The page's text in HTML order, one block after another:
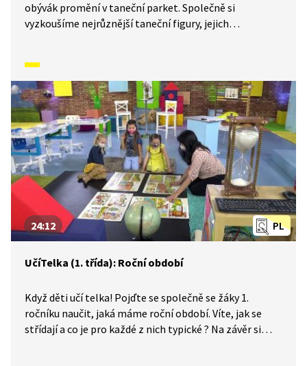
obývák promění v taneční parket. Společně si
vyzkoušíme nejrůznější taneční figury, jejich
inspirovali a udělali z vás krále či královnu každého
tanečního parketu. Dneska si ukážeme, jak to vypadá,
když se tančí Tanec houbařů.
PL
24:12
UčíTelka (1. třída): Roční období
Když děti učí telka! Pojďte se společně se žáky 1.
ročníku naučit, jaká máme roční období. Víte, jak se
střídají a co je pro každé z nich typické ? Na závěr si